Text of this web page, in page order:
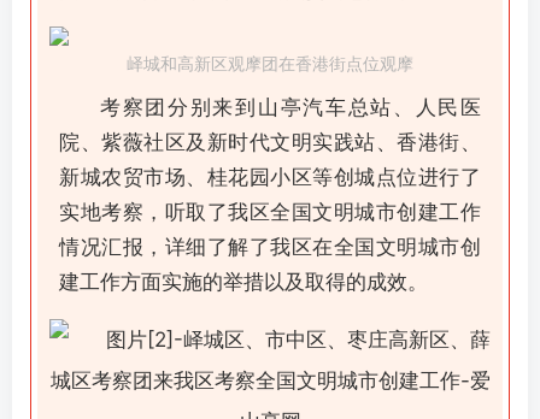
峄城和高新区观摩团在香港街点位观摩
考察团分别来到山亭汽车总站、人民医
院、紫薇社区及新时代文明实践站、香港街、
新城农贸市场、桂花园小区等创城点位进行了
实地考察，听取了我区全国文明城市创建工作
情况汇报，详细了解了我区在全国文明城市创
建工作方面实施的举措以及取得的成效。